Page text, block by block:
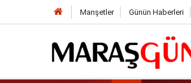
Manşetler Günün Haberleri